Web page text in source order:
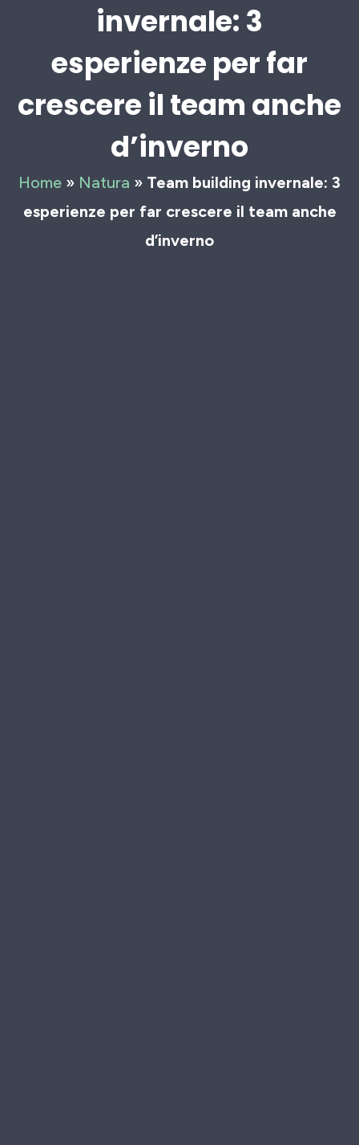
invernale: 3
esperienze per far
crescere il team anche
d’inverno
Home » Natura » Team building invernale: 3
esperienze per far crescere il team anche
d’inverno